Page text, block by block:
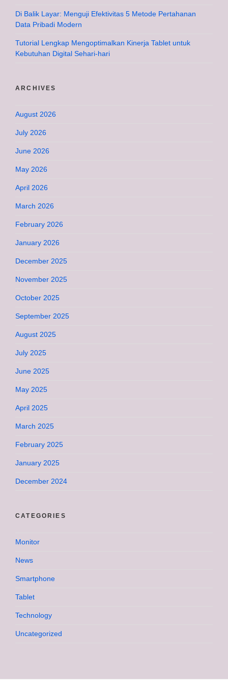
Di Balik Layar: Menguji Efektivitas 5 Metode Pertahanan
Data Pribadi Modern
Tutorial Lengkap Mengoptimalkan Kinerja Tablet untuk
Kebutuhan Digital Sehari-hari
ARCHIVES
August 2026
July 2026
June 2026
May 2026
April 2026
March 2026
February 2026
January 2026
December 2025
November 2025
October 2025
September 2025
August 2025
July 2025
June 2025
May 2025
April 2025
March 2025
February 2025
January 2025
December 2024
CATEGORIES
Monitor
News
Smartphone
Tablet
Technology
Uncategorized